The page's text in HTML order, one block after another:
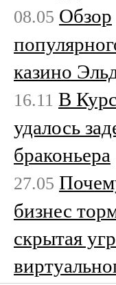
08.05 Обзор
казино
16.11 В
удалось
браконьера
27.05
бизнес
скрытая